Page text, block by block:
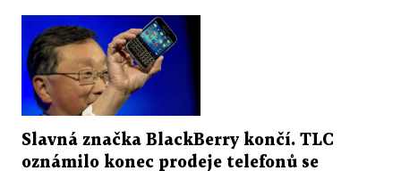
Slavná značka BlackBerry končí. TLC
oznámilo konec prodeje telefonů se